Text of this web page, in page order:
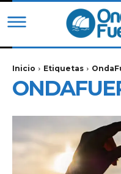
Inicio Etiquetas